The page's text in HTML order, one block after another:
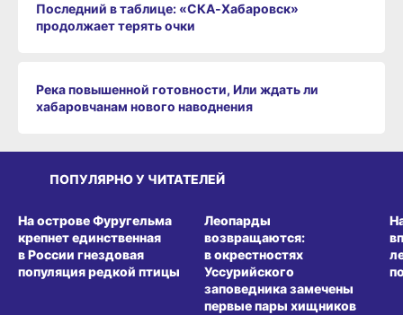
Последний в таблице: «СКА‑Хабаровск»
продолжает терять очки
Река повышенной готовности, Или ждать ли
хабаровчанам нового наводнения
ПОПУЛЯРНО У ЧИТАТЕЛЕЙ
На острове Фуругельма
крепнет единственная
в России гнездовая
популяция редкой птицы
Леопарды
возвращаются:
в окрестностях
Уссурийского
заповедника замечены
первые пары хищников